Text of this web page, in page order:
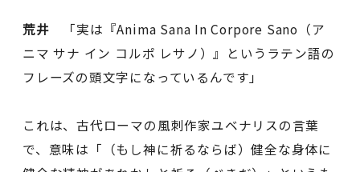
荒井 「実は『Anima Sana In Corpore Sano（ア
ニマ サナ イン コルポ レサノ）』というラテン語の
フレーズの頭文字になっているんです」
これは、古代ローマの風刺作家ユベナリスの言葉
で、意味は「（もし神に祈るならば）健全な身体に